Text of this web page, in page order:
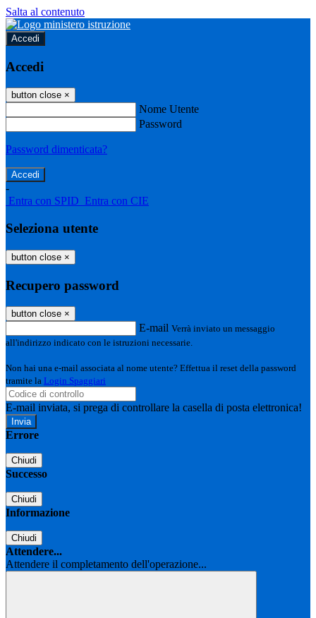
Salta al contenuto
Accedi
Accedi
button close ×
Nome Utente
Password
Password dimenticata?
-
Entra con SPID Entra con CIE
Seleziona utente
button close ×
Recupero password
button close ×
E-mail Verrà inviato un messaggio
all'indirizzo indicato con le istruzioni necessarie.
Non hai una e-mail associata al nome utente? Effettua il reset della password
tramite la Login Spaggiari
E-mail inviata, si prega di controllare la casella di posta elettronica!
Errore
Chiudi
Successo
Chiudi
Informazione
Chiudi
Attendere...
Attendere il completamento dell'operazione...